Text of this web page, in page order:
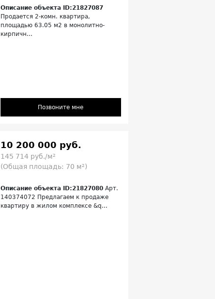
Описание объекта ID:21827087
Продается 2-комн. квартира,
площадью 63.05 м2 в монолитно-
кирпичн...
Позвоните мне
10 200 000 руб.
145 714 руб./м²
(Общая площадь: 70 м²)
Описание объекта ID:21827080Арт.
140374072 Предлагаем к продаже
квартиру в жилом комплексе &q...